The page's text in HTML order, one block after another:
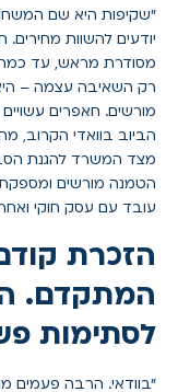
יודעים להשוות
מסודרת מראש, עד כמה
רק השאיבה עצמה –
מורשים. חאפרים
הביוב בוואדי הקרוב,
מצד המשרד להגנת
הטמנה מורשים
עובד עם עסק חוקי
הזכרת
המתקדם.
לסתימות
"בוודאי. הרבה פעמים